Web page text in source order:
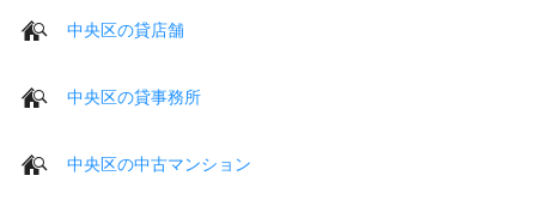
中央区の貸店舗
中央区の貸事務所
中央区の中古マンション